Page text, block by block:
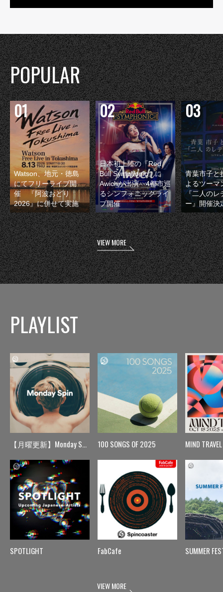
POPULAR
Watson、地元・徳島
にてフリーライブ開
催 『阿波おどり
2026』に併せて実施
日本初上陸の『Red
Bull Symphonic』に
Awichが出演 4都市巡
るシンフォニックライ
ブ開催
青葉市子と
よるツーマ
『二人のレ
ー』開催決
VIEW MORE
PLAYLIST
【月曜更新】Monday Spin
SPOTLIGHT
100 SONGS OF 2025
FabCafe
MIND TRAVEL
SUMMER
VIEW MORE